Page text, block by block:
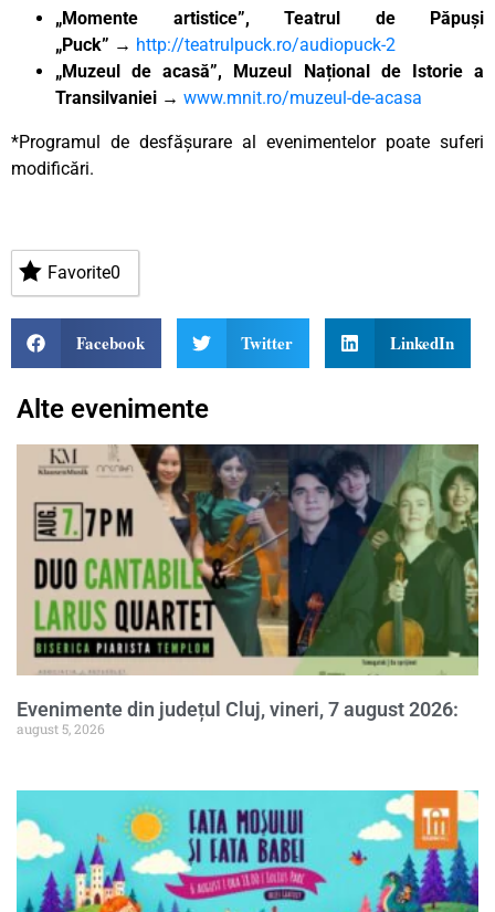
„Momente artistice”, Teatrul de Păpuși
„Puck” → http://teatrulpuck.ro/audiopuck-2
„Muzeul de acasă”, Muzeul Național de Istorie a
Transilvaniei → www.mnit.ro/muzeul-de-acasa
*Programul de desfășurare al evenimentelor poate suferi
modificări.
Favorite0
Facebook Twitter LinkedIn
Alte evenimente
Evenimente din județul Cluj, vineri, 7 august 2026:
august 5, 2026